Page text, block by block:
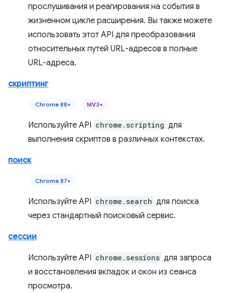
прослушивания и реагирования на события в
жизненном цикле расширения. Вы также можете
использовать этот API для преобразования
относительных путей URL-адресов в полные
URL-адреса.
скриптинг
Chrome 88+ MV3+
Используйте API chrome.scripting для
выполнения скриптов в различных контекстах.
поиск
Chrome 87+
Используйте API chrome.search для поиска
через стандартный поисковый сервис.
сессии
Используйте API chrome.sessions для запроса
и восстановления вкладок и окон из сеанса
просмотра.